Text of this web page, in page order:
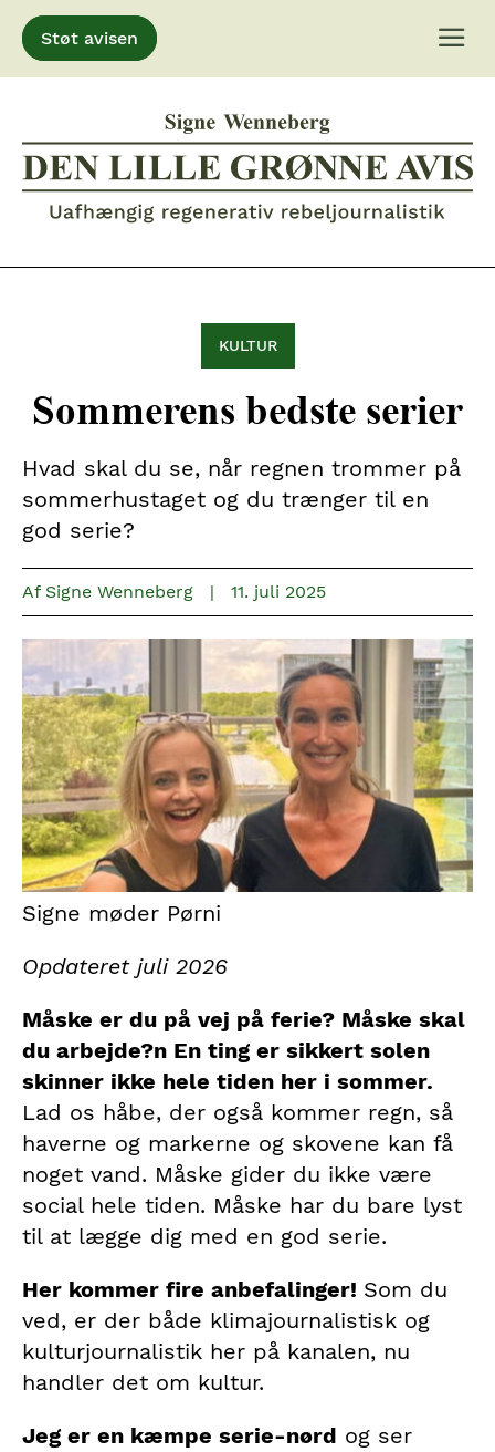
Gå
til
indhold
Støt avisen
KULTUR
Sommerens bedste serier
Hvad skal du se, når regnen trommer på
sommerhustaget og du trænger til en
god serie?
Af Signe Wenneberg | 11. juli 2025
Signe møder Pørni
Opdateret juli 2026
Måske er du på vej på ferie? Måske skal
du arbejde?n En ting er sikkert solen
skinner ikke hele tiden her i sommer.
Lad os håbe, der også kommer regn, så
haverne og markerne og skovene kan få
noget vand. Måske gider du ikke være
social hele tiden. Måske har du bare lyst
til at lægge dig med en god serie.
Her kommer fire anbefalinger! Som du
ved, er der både klimajournalistisk og
kulturjournalistik her på kanalen, nu
handler det om kultur.
Jeg er en kæmpe serie-nørd og ser